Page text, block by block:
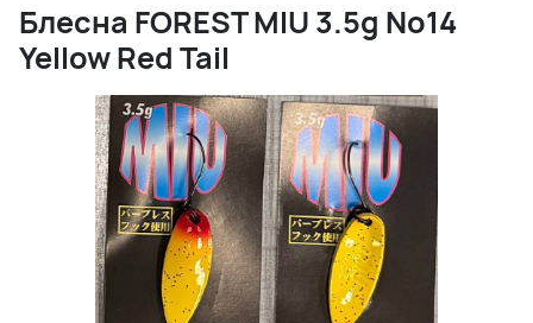
Блесна FOREST MIU 3.5g No14
Yellow Red Tail